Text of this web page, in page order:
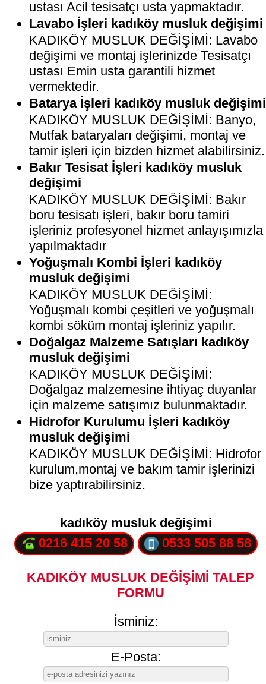
ustası Acil tesisatçı usta yapmaktadır.
Lavabo İşleri kadıköy musluk değişimi
KADIKÖY MUSLUK DEĞİŞİMİ: Lavabo
değişimi ve montaj işlerinizde Tesisatçı
ustası Emin usta garantili hizmet
vermektedir.
Batarya İşleri kadıköy musluk değişimi
KADIKÖY MUSLUK DEĞİŞİMİ: Banyo,
Mutfak bataryaları değişimi, montaj ve
tamir işleri için bizden hizmet alabilirsiniz.
Bakır Tesisat İşleri kadıköy musluk
değişimi
KADIKÖY MUSLUK DEĞİŞİMİ: Bakır
boru tesisatı işleri, bakır boru tamiri
işleriniz profesyonel hizmet anlayışımızla
yapılmaktadır
Yoğuşmalı Kombi İşleri kadıköy
musluk değişimi
KADIKÖY MUSLUK DEĞİŞİMİ:
Yoğuşmalı kombi çeşitleri ve yoğuşmalı
kombi söküm montaj işleriniz yapılır.
Doğalgaz Malzeme Satışları kadıköy
musluk değişimi
KADIKÖY MUSLUK DEĞİŞİMİ:
Doğalgaz malzemesine ihtiyaç duyanlar
için malzeme satışımız bulunmaktadır.
Hidrofor Kurulumu İşleri kadıköy
musluk değişimi
KADIKÖY MUSLUK DEĞİŞİMİ: Hidrofor
kurulum,montaj ve bakım tamir işlerinizi
bize yaptırabilirsiniz.
kadıköy musluk değişimi
0216 415 20 58
0533 505 88 58
KADIKÖY MUSLUK DEĞİŞİMİ TALEP
FORMU
İsminiz:
E-Posta: